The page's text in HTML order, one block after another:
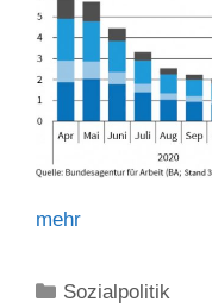
mehr
Kategorien
Sozialpolitik